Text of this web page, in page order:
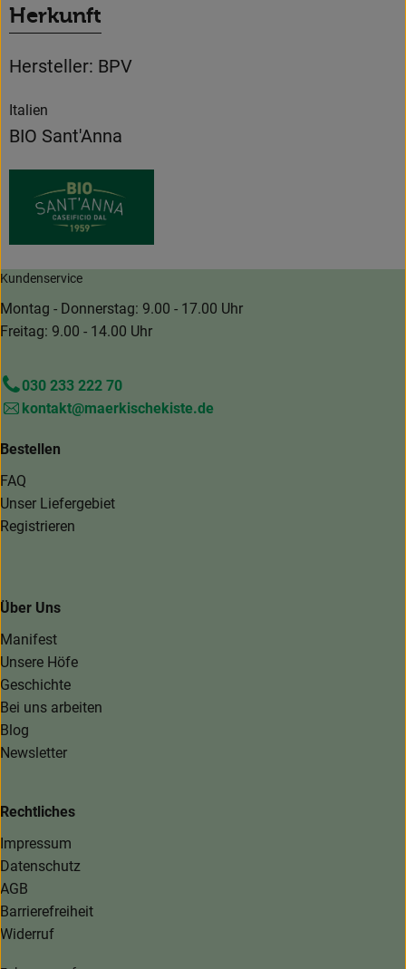
Herkunft
Hersteller: BPV
Italien
BIO Sant'Anna
Kundenservice
Montag - Donnerstag: 9.00 - 17.00 Uhr
Freitag: 9.00 - 14.00 Uhr
030 233 222 70
kontakt@maerkischekiste.de
Bestellen
FAQ
Unser Liefergebiet
Registrieren
Über Uns
Manifest
Unsere Höfe
Geschichte
Bei uns arbeiten
Blog
Newsletter
Rechtliches
Impressum
Datenschutz
AGB
Barrierefreiheit
Widerruf